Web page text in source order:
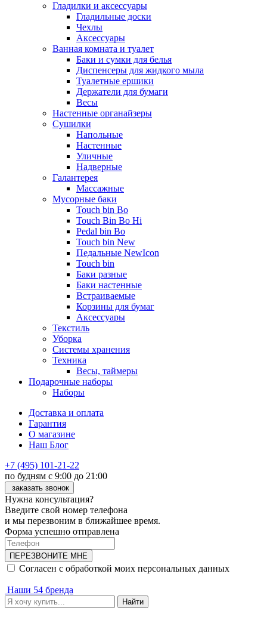
Гладилки и аксессуары
Гладильные доски
Чехлы
Аксессуары
Ванная комната и туалет
Баки и сумки для белья
Диспенсеры для жидкого мыла
Туалетные ершики
Держатели для бумаги
Весы
Настенные органайзеры
Сушилки
Напольные
Настенные
Уличные
Надверные
Галантерея
Массажные
Мусорные баки
Touch bin Bo
Touch Bin Bo Hi
Pedal bin Bo
Touch bin New
Педальные NewIcon
Touch bin
Баки разные
Баки настенные
Встраиваемые
Корзины для бумаг
Аксессуары
Текстиль
Уборка
Системы хранения
Техника
Весы, таймеры
Подарочные наборы
Наборы
Доставка и оплата
Гарантия
О магазине
Наш Блог
+7 (495) 101-21-22
по будням с 9:00 до 21:00
заказать звонок
Нужна консультация?
Введите свой номер телефона
и мы перезвоним в ближайшее время.
Форма успешно отправлена
ПЕРЕЗВОНИТЕ МНЕ
Согласен с обработкой моих персональных данных
Наши 54 бренда
Найти